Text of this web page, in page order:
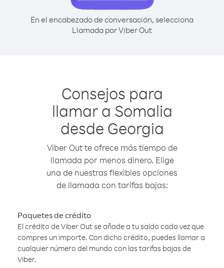
En el encabezado de conversación, selecciona
Llamada por Viber Out
Consejos para
llamar a Somalia
desde Georgia
Viber Out te ofrece más tiempo de
llamada por menos dinero. Elige
una de nuestras flexibles opciones
de llamada con tarifas bajas:
Paquetes de crédito
El crédito de Viber Out se añade a tu saldo cada vez que
compres un importe. Con dicho crédito, puedes llamar a
cualquier número del mundo con las tarifas bajas de
Viber.